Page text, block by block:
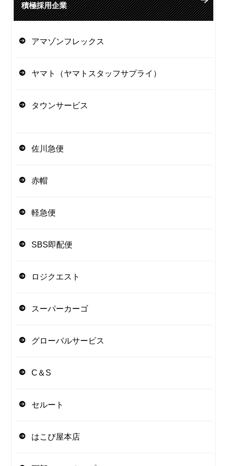
積極採用企業
アマゾンフレックス
ヤマト（ヤマトスタッフサプライ）
タウンサービス
佐川急便
赤帽
軽急便
SBS即配便
ロジクエスト
スーパーカーゴ
グローバルサービス
C＆S
セルート
はこび屋本店